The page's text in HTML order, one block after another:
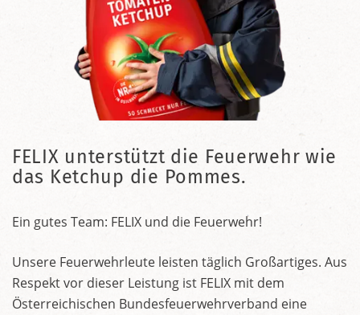
FELIX unterstützt die Feuerwehr wie
das Ketchup die Pommes.
Ein gutes Team: FELIX und die Feuerwehr!
Unsere Feuerwehrleute leisten täglich Großartiges. Aus
Respekt vor dieser Leistung ist FELIX mit dem
Österreichischen Bundesfeuerwehrverband eine